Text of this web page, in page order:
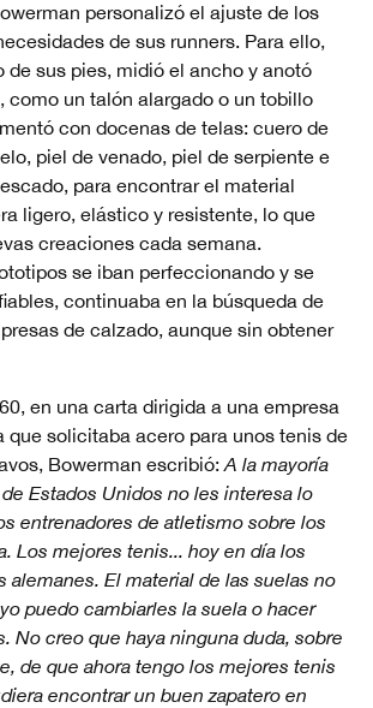
personalizó el ajuste de los
de sus runners. Para ello,
de sus pies, midió el ancho y anotó
como un talón alargado o un tobillo
con docenas de telas: cuero de
piel de venado, piel de serpiente e
para encontrar el material
ligero, elástico y resistente, lo que
creaciones cada semana.
se iban perfeccionando y se
continuaba en la búsqueda de
de calzado, aunque sin obtener
en una carta dirigida a una empresa
que solicitaba acero para unos tenis de
Bowerman escribió: A la mayoría
Estados Unidos no les interesa lo
entrenadores de atletismo sobre los
Los mejores tenis... hoy en día los
alemanes. El material de las suelas no
puedo cambiarles la suela o hacer
No creo que haya ninguna duda, sobre
de que ahora tengo los mejores tenis
encontrar un buen zapatero en